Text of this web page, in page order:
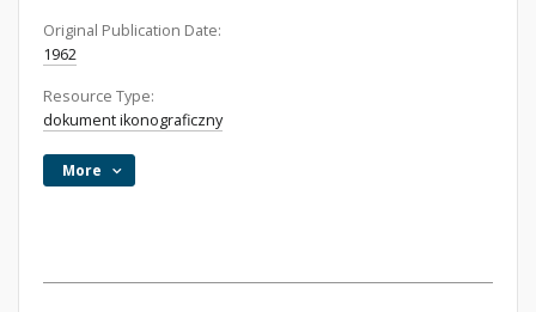
Original Publication Date:
1962
Resource Type:
dokument ikonograficzny
More